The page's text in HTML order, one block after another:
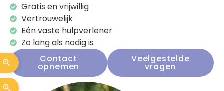
Gratis en vrijwillig
Vertrouwelijk
Eén vaste hulpverlener
Zo lang als nodig is
Contact
opnemen
Veelgestelde
vragen